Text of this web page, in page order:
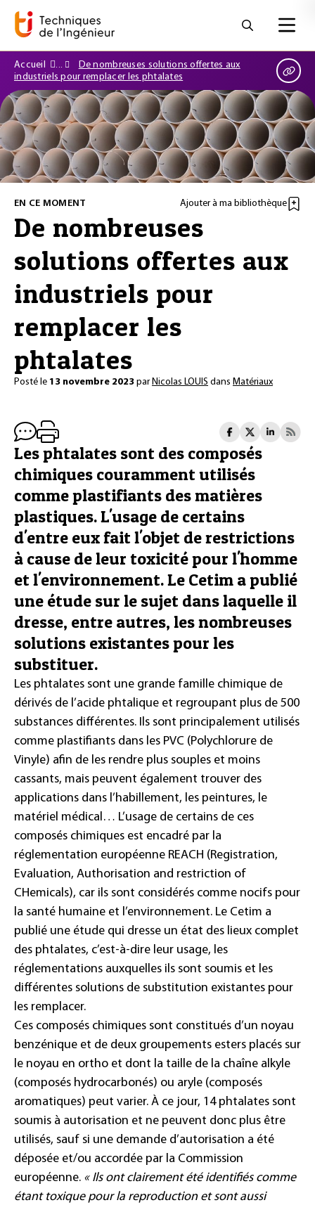
Accueil
De nombreuses solutions offertes aux
industriels pour remplacer les phtalates
EN CE MOMENT Ajouter à ma bibliothèque
De nombreuses
solutions offertes aux
industriels pour
remplacer les
phtalates
Posté le 13 novembre 2023 parNicolas LOUIS dans Matériaux
Les phtalates sont des composés
chimiques couramment utilisés
comme plastifiants des matières
plastiques. L'usage de certains
d'entre eux fait l'objet de restrictions
à cause de leur toxicité pour l'homme
et l'environnement. Le Cetim a publié
une étude sur le sujet dans laquelle il
dresse, entre autres, les nombreuses
solutions existantes pour les
substituer.
Les phtalates sont une grande famille chimique de
dérivés de l’acide phtalique et regroupant plus de 500
substances différentes. Ils sont principalement utilisés
comme plastifiants dans les PVC (Polychlorure de
Vinyle) afin de les rendre plus souples et moins
cassants, mais peuvent également trouver des
applications dans l’habillement, les peintures, le
matériel médical… L’usage de certains de ces
composés chimiques est encadré par la
réglementation européenne REACH (Registration,
Evaluation, Authorisation and restriction of
CHemicals), car ils sont considérés comme nocifs pour
la santé humaine et l’environnement. Le Cetim a
publié une étude qui dresse un état des lieux complet
des phtalates, c’est-à-dire leur usage, les
réglementations auxquelles ils sont soumis et les
différentes solutions de substitution existantes pour
les remplacer.
Ces composés chimiques sont constitués d’un noyau
benzénique et de deux groupements esters placés sur
le noyau en ortho et dont la taille de la chaîne alkyle
(composés hydrocarbonés) ou aryle (composés
aromatiques) peut varier. À ce jour, 14 phtalates sont
soumis à autorisation et ne peuvent donc plus être
utilisés, sauf si une demande d’autorisation a été
déposée et/ou accordée par la Commission
européenne. « Ils ont clairement été identifiés comme
étant toxique pour la reproduction et sont aussi